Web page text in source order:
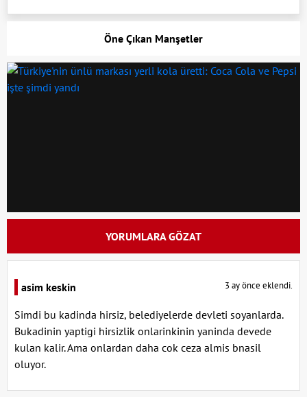
Öne Çıkan Manşetler
YORUMLARA GÖZAT
asim keskin 3 ay önce eklendi.
Simdi bu kadinda hirsiz, belediyelerde devleti soyanlarda.
Bukadinin yaptigi hirsizlik onlarinkinin yaninda devede
kulan kalir. Ama onlardan daha cok ceza almis bnasil
oluyor.